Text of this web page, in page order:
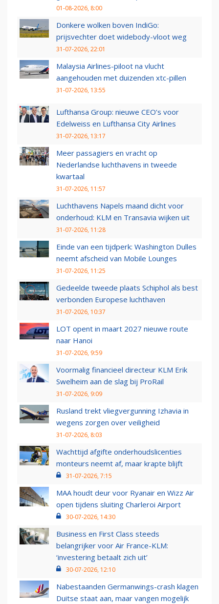
01-08-2026, 8:00
Donkere wolken boven IndiGo:
prijsvechter doet widebody-vloot weg
31-07-2026, 22:01
Malaysia Airlines-piloot na vlucht
aangehouden met duizenden xtc-pillen
31-07-2026, 13:55
Lufthansa Group: nieuwe CEO’s voor
Edelweiss en Lufthansa City Airlines
31-07-2026, 13:17
Meer passagiers en vracht op
Nederlandse luchthavens in tweede
kwartaal
31-07-2026, 11:57
Luchthavens Napels maand dicht voor
onderhoud: KLM en Transavia wijken uit
31-07-2026, 11:28
Einde van een tijdperk: Washington Dulles
neemt afscheid van Mobile Lounges
31-07-2026, 11:25
Gedeelde tweede plaats Schiphol als best
verbonden Europese luchthaven
31-07-2026, 10:37
LOT opent in maart 2027 nieuwe route
naar Hanoi
31-07-2026, 9:59
Voormalig financieel directeur KLM Erik
Swelheim aan de slag bij ProRail
31-07-2026, 9:09
Rusland trekt vliegvergunning Izhavia in
wegens zorgen over veiligheid
31-07-2026, 8:03
Wachttijd afgifte onderhoudslicenties
monteurs neemt af, maar krapte blijft
31-07-2026, 7:15
MAA houdt deur voor Ryanair en Wizz Air
open tijdens sluiting Charleroi Airport
30-07-2026, 14:30
Business en First Class steeds
belangrijker voor Air France-KLM:
‘investering betaalt zich uit’
30-07-2026, 12:10
Nabestaanden Germanwings-crash klagen
Duitse staat aan, maar vangen mogelijk